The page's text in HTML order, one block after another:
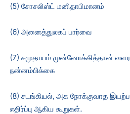
(5) சோசலிஸ்ட் மனிதாபிமானம்
(6) அனைத்துலகப் பார்வை
(7) சமுதாயம் முன்னோக்கித்தான் வளர
நன்னம்பிக்கை
(8) சடங்கியல், அக நோக்குவாத
எதிர்ப்பு ஆகிய கூறுகள்.